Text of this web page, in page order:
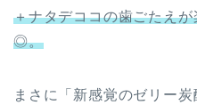
＋ナタデココの歯ごたえ
◎。
まさに「新感覚のゼリー